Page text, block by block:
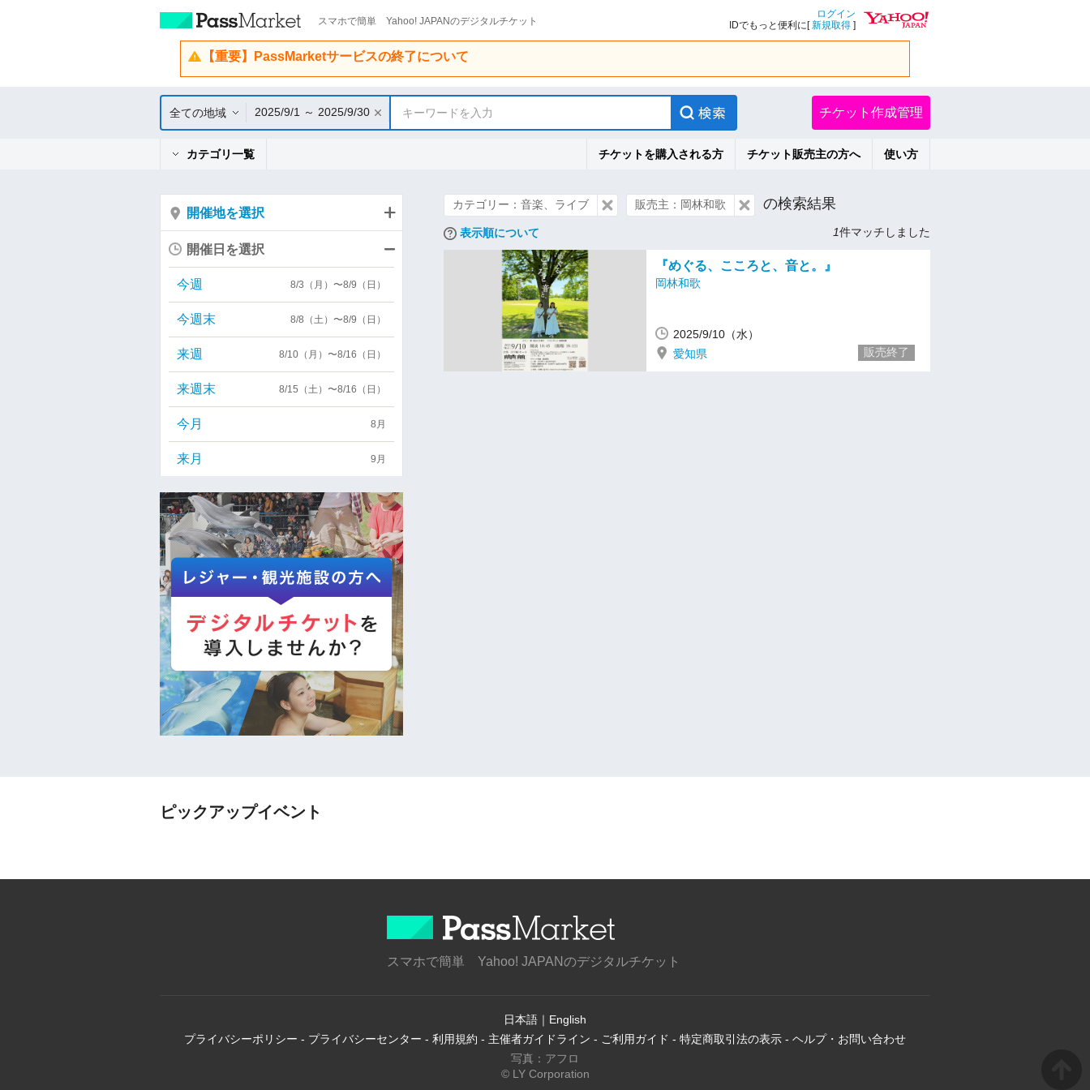
スマホで簡単 Yahoo! JAPANのデジタルチケット
ログイン
IDでもっと便利に[新規取得 ]
【重要】PassMarketサービスの終了について
全ての地域 2025/9/1 ～ 2025/9/30 キーワードを入力 チケット作成管理
カテゴリ一覧 チケットを購入される方 チケット販売主の方へ 使い方
カテゴリー：音楽、ライブ 販売主：岡林和歌 の検索結果
表示順について 1件マッチしました
『めぐる、こころと、音と。』
岡林和歌
2025/9/10（水）
愛知県
販売終了
開催地を選択
開催日を選択
今週 8/3（月）〜8/9（日）
今週末 8/8（土）〜8/9（日）
来週 8/10（月）〜8/16（日）
来週末 8/15（土）〜8/16（日）
今月 8月
来月 9月
ピックアップイベント
スマホで簡単 Yahoo! JAPANのデジタルチケット
日本語 ｜ English
プライバシーポリシー - プライバシーセンター - 利用規約 - 主催者ガイドライン - ご利用ガイド - 特定商取引法の表示 - ヘルプ・お問い合わせ
写真：アフロ
© LY Corporation